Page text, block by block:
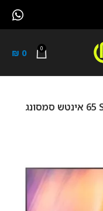
0
₪ 0